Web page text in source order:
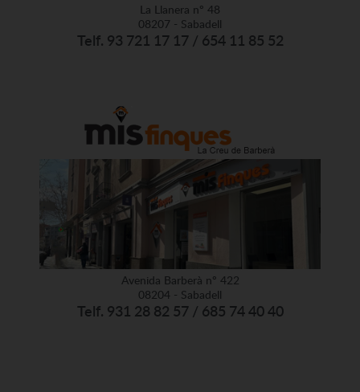
La Llanera nº 48
08207 - Sabadell
Telf. 93 721 17 17 / 654 11 85 52
Avenida Barberà nº 422
08204 - Sabadell
Telf. 931 28 82 57 / 685 74 40 40